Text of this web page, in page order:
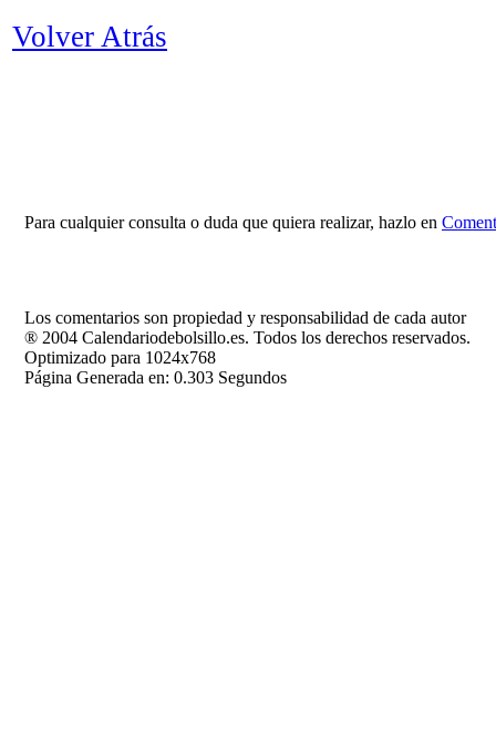
Volver Atrás
Para cualquier consulta o duda que quiera realizar, hazlo en
Los comentarios son propiedad y responsabilidad de cada autor
® 2004 Calendariodebolsillo.es. Todos los derechos reservados.
Optimizado para 1024x768
Página Generada en: 0.303 Segundos